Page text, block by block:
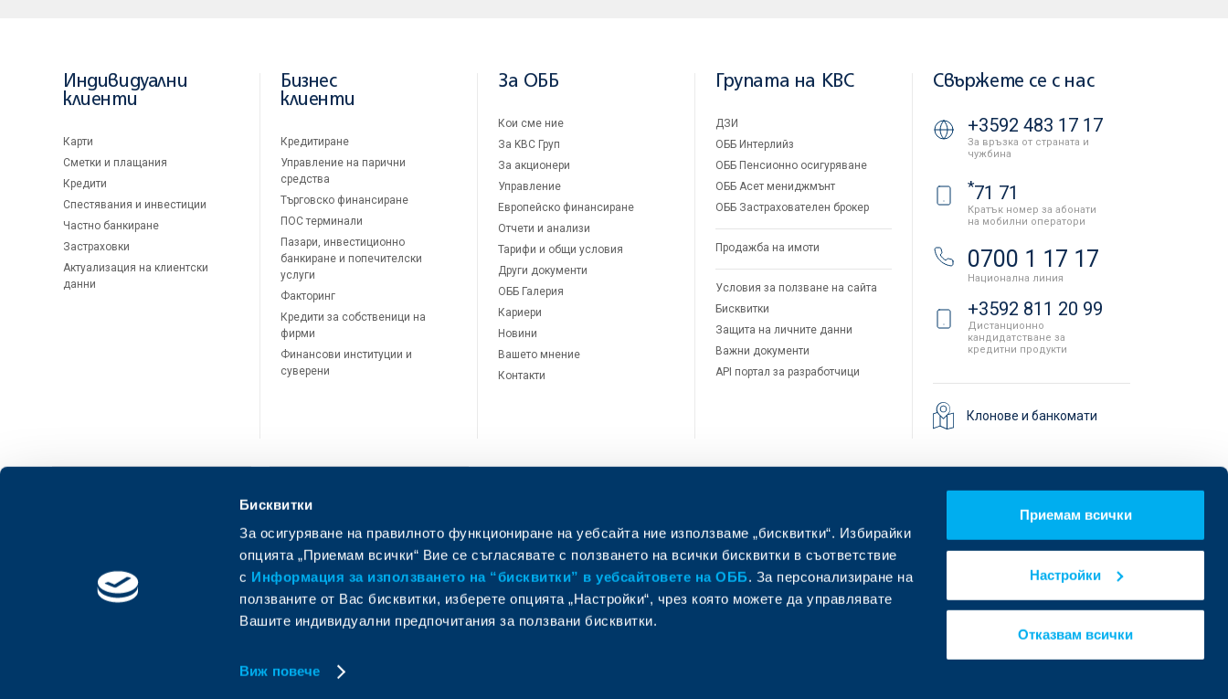
Бисквитки
За осигуряване на правилното функциониране на уебсайта ние използваме „бисквитки“. Избирайки
опцията „Приемам всички“ Вие се съгласявате с ползването на всички бисквитки в съответствие
с Информация за използването на “бисквитки” в уебсайтовете на ОББ. За персонализиране на
ползваните от Вас бисквитки, изберете опцията „Настройки“, чрез която можете да управлявате
Вашите индивидуални предпочитания за ползвани бисквитки.
Виж повече
Приемам всички
Настройки
Отказвам всички
Индивидуални
клиенти
Карти
Сметки и плащания
Кредити
Спестявания и инвестиции
Частно банкиране
Застраховки
Актуализация на клиентски
данни
Бизнес
клиенти
Кредитиране
Управление на парични
средства
Търговско финансиране
ПОС терминали
Пазари, инвестиционно
банкиране и попечителски
услуги
Факторинг
Кредити за собственици на
фирми
Финансови институции и
суверени
За ОББ
Кои сме ние
За KBC Груп
За акционери
Управление
Европейско финансиране
Отчети и анализи
Тарифи и общи условия
Други документи
ОББ Галерия
Кариери
Новини
Вашето мнение
Контакти
Групата на KBC
ДЗИ
ОББ Интерлийз
ОББ Пенсионно осигуряване
ОББ Асет мениджмънт
ОББ Застрахователен брокер
Продажба на имоти
Условия за ползване на сайта
Бисквитки
Защита на личните данни
Важни документи
API портал за разработчици
Свържете се с нас
+3592 483 17 17
За връзка от страната и
чужбина
*71 71
Кратък номер за абонати
на мобилни оператори
0700 1 17 17
Национална линия
+3592 811 20 99
Дистанционно
кандидатстване за
кредитни продукти
Клонове и банкомати
ОББ Мобайл
Намерете ни в социалните мрежи:
Member of KBC group